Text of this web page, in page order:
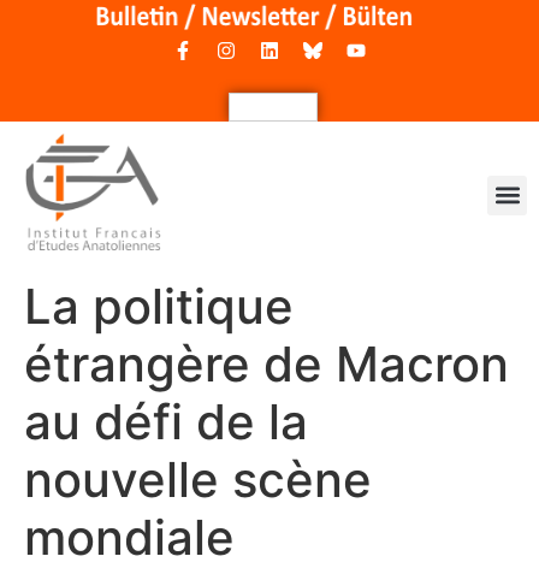
La politique
étrangère de Macron
au défi de la
nouvelle scène
mondiale